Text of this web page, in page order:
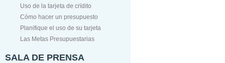
Uso de la tarjeta de crïdito
Cómo hacer un presupuesto
Planifique el uso de su tarjeta
Las Metas Presupuestarias
SALA DE PRENSA